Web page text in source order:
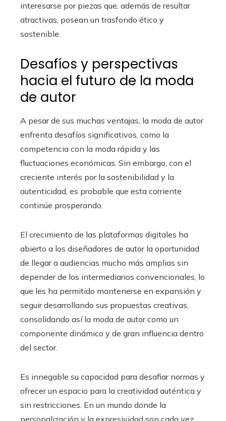
interesarse por piezas que, además de resultar
atractivas, posean un trasfondo ético y
sostenible.
Desafíos y perspectivas
hacia el futuro de la moda
de autor
A pesar de sus muchas ventajas, la moda de autor
enfrenta desafíos significativos, como la
competencia con la moda rápida y las
fluctuaciones económicas. Sin embargo, con el
creciente interés por la sostenibilidad y la
autenticidad, es probable que esta corriente
continúe prosperando.
El crecimiento de las plataformas digitales ha
abierto a los diseñadores de autor la oportunidad
de llegar a audiencias mucho más amplias sin
depender de los intermediarios convencionales, lo
que les ha permitido mantenerse en expansión y
seguir desarrollando sus propuestas creativas,
consolidando así la moda de autor como un
componente dinámico y de gran influencia dentro
del sector.
Es innegable su capacidad para desafiar normas y
ofrecer un espacio para la creatividad auténtica y
sin restricciones. En un mundo donde la
personalización y la expresividad son cada vez